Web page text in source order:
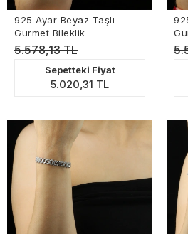
925 Ayar Beyaz Taşlı
Gurmet Bileklik
5.578,13 TL
Sepetteki Fiyat
5.020,31 TL